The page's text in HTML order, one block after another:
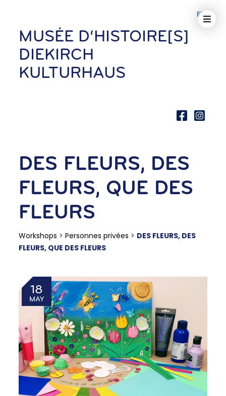
FR
MUSÉE D‘HISTOIRE[S]
DIEKIRCH
KULTURHAUS
DES FLEURS, DES
FLEURS, QUE DES
FLEURS
Workshops >Personnes privées > DES FLEURS, DES
FLEURS, QUE DES FLEURS
18
MAY